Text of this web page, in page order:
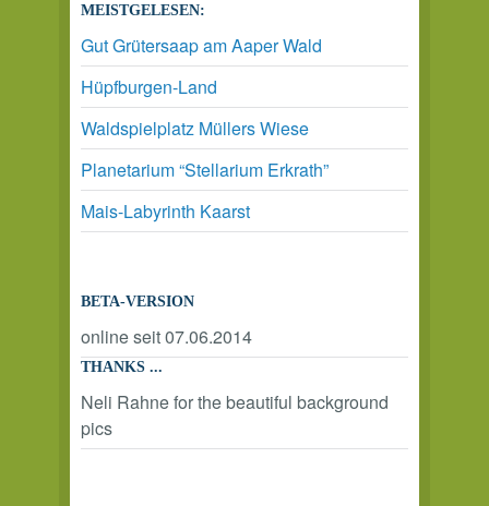
MEISTGELESEN:
Gut Grütersaap am Aaper Wald
Hüpfburgen-Land
Waldspielplatz Müllers Wiese
Planetarium “Stellarium Erkrath”
Mais-Labyrinth Kaarst
BETA-VERSION
online seit 07.06.2014
THANKS ...
Neli Rahne for the beautiful background
pics